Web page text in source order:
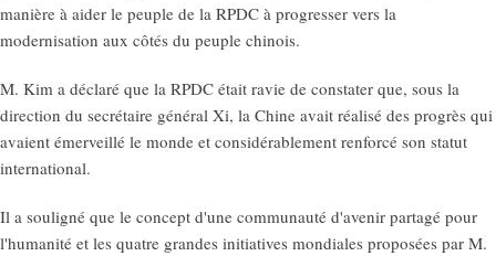
manière à aider le peuple de la RPDC à progresser vers la
modernisation aux côtés du peuple chinois.
M. Kim a déclaré que la RPDC était ravie de constater que, sous la
direction du secrétaire général Xi, la Chine avait réalisé des progrès qui
avaient émerveillé le monde et considérablement renforcé son statut
international.
Il a souligné que le concept d'une communauté d'avenir partagé pour
l'humanité et les quatre grandes initiatives mondiales proposées par M.